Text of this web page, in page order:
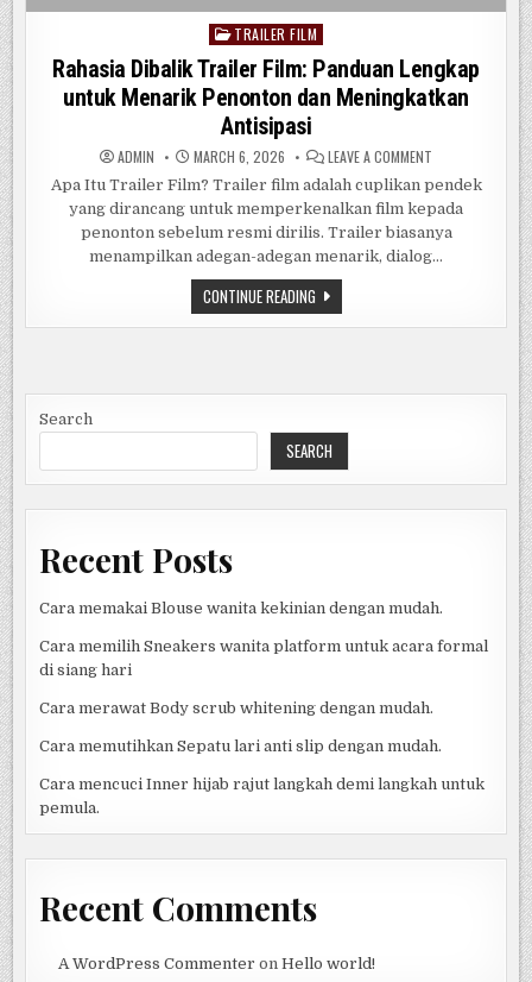
Posted
in
TRAILER FILM
Rahasia Dibalik Trailer Film: Panduan Lengkap
untuk Menarik Penonton dan Meningkatkan
Antisipasi
ADMIN MARCH 6, 2026 LEAVE A COMMENT
DIBALIK
TRAILER
FILM:
PANDUAN
LENGKAP
UNTUK
MENINGKATKAN
ANTISIPASI
Apa Itu Trailer Film? Trailer film adalah cuplikan pendek
yang dirancang untuk memperkenalkan film kepada
penonton sebelum resmi dirilis. Trailer biasanya
menampilkan adegan-adegan menarik, dialog…
CONTINUE READINGRAHASIA
DIBALIK
TRAILER
MENARIK
DAN
MENINGKATKAN
ANTISIPASI
Search
SEARCH
Recent Posts
Cara memakai Blouse wanita kekinian dengan mudah.
Cara memilih Sneakers wanita platform untuk acara formal
di siang hari
Cara merawat Body scrub whitening dengan mudah.
Cara memutihkan Sepatu lari anti slip dengan mudah.
Cara mencuci Inner hijab rajut langkah demi langkah untuk
pemula.
Recent Comments
A WordPress Commenter on Hello world!